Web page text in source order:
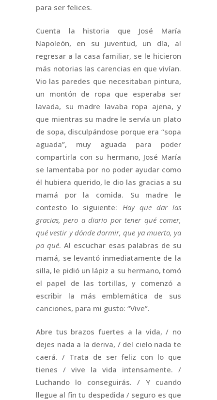
para ser felices.
Cuenta la historia que José María
Napoleón, en su juventud, un día, al
regresar a la casa familiar, se le hicieron
más notorias las carencias en que vivían.
Vio las paredes que necesitaban pintura,
un montón de ropa que esperaba ser
lavada, su madre lavaba ropa ajena, y
que mientras su madre le servía un plato
de sopa, disculpándose porque era “sopa
aguada”, muy aguada para poder
compartirla con su hermano, José María
se lamentaba por no poder ayudar como
él hubiera querido, le dio las gracias a su
mamá por la comida. Su madre le
contesto lo siguiente: Hay que dar las
gracias, pero a diario por tener qué comer,
qué vestir y dónde dormir, que ya muerto, ya
pa qué. Al escuchar esas palabras de su
mamá, se levantó inmediatamente de la
silla, le pidió un lápiz a su hermano, tomó
el papel de las tortillas, y comenzó a
escribir la más emblemática de sus
canciones, para mi gusto: “Vive”.
Abre tus brazos fuertes a la vida, / no
dejes nada a la deriva, / del cielo nada te
caerá. / Trata de ser feliz con lo que
tienes / vive la vida intensamente. /
Luchando lo conseguirás. / Y cuando
llegue al fin tu despedida / seguro es que